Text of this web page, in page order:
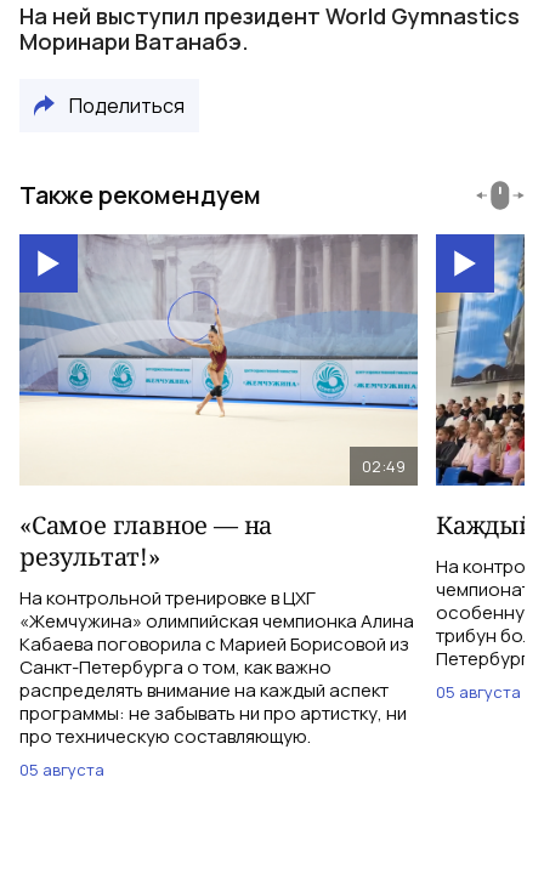
На ней выступил президент World Gymnastics
Моринари Ватанабэ.
Поделиться
Также рекомендуем
02:49
«Самое главное — на
результат!»
На контрольной тренировке в ЦХГ
«Жемчужина» олимпийская чемпионка Алина
Кабаева поговорила с Марией Борисовой из
Санкт-Петербурга о том, как важно
распределять внимание на каждый аспект
программы: не забывать ни про артистку, ни
про техническую составляющую.
05 августа
Каждый
На
особенную
трибун
05 августа